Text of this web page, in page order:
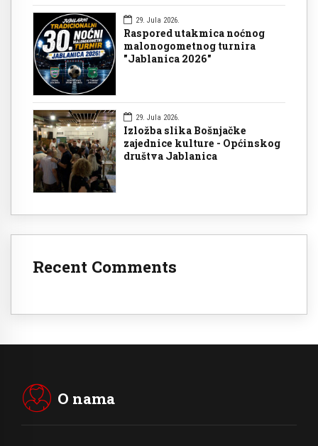
29. Jula 2026.
Raspored utakmica noćnog
malonogometnog turnira
"Jablanica 2026"
29. Jula 2026.
Izložba slika Bošnjačke
zajednice kulture - Općinskog
društva Jablanica
Recent Comments
O nama